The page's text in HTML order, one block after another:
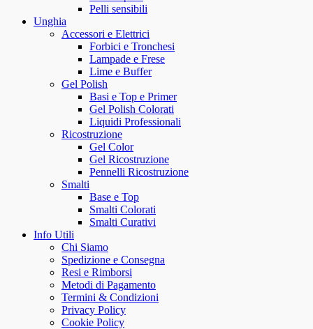
Pelli sensibili
Unghia
Accessori e Elettrici
Forbici e Tronchesi
Lampade e Frese
Lime e Buffer
Gel Polish
Basi e Top e Primer
Gel Polish Colorati
Liquidi Professionali
Ricostruzione
Gel Color
Gel Ricostruzione
Pennelli Ricostruzione
Smalti
Base e Top
Smalti Colorati
Smalti Curativi
Info Utili
Chi Siamo
Spedizione e Consegna
Resi e Rimborsi
Metodi di Pagamento
Termini & Condizioni
Privacy Policy
Cookie Policy